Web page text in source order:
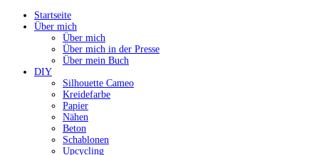
Startseite
Über mich
Über mich
Über mich in der Presse
Über mein Buch
DIY
Silhouette Cameo
Kreidefarbe
Papier
Nähen
Beton
Schablonen
Upcycling